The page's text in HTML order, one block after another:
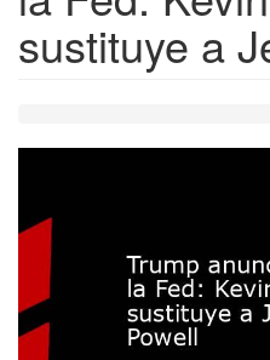
sustituye a